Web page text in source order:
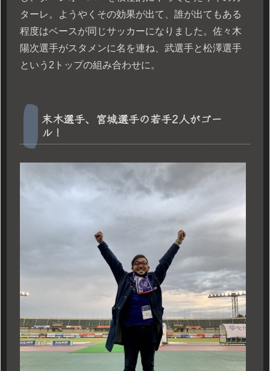
ターレ。ようやくその効果が出て、誰が出てもある
程度はベースが同じサッカーになりました。佐々木
陽次選手がスタメンに名を連ね、武選手と松澤選手
という2トップの組み合わせに。
末木選手、宮城選手の若手2人がゴー
ル！